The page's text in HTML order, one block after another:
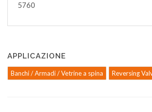
5760
APPLICAZIONE
Banchi / Armadi / Vetrine a spina Reversing